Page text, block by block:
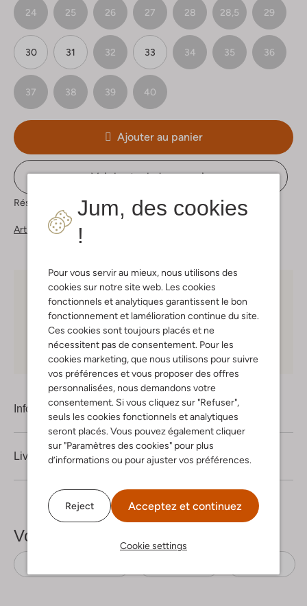
Jum, des cookies
!
Pour vous servir au mieux, nous utilisons des
cookies sur notre site web. Les cookies
fonctionnels et analytiques garantissent le bon
fonctionnement et lamélioration continue du site.
Ces cookies sont toujours placés et ne
nécessitent pas de consentement. Pour les
cookies marketing, que nous utilisons pour suivre
vos préférences et vous proposer des offres
personnalisées, nous demandons votre
consentement. Si vous cliquez sur "Refuser",
seuls les cookies fonctionnels et analytiques
seront placés. Vous pouvez également cliquer
sur "Paramètres des cookies" pour plus
d’informations ou pour ajuster vos préférences.
Reject Acceptez et continuez
Cookie settings
24 25 26 27 28 28,5 29
30 31 32 33 34 35 36
37 38 39 40
Ajouter au panier
Voir le stock du magasin
Réservez directement dans l&apos;une de nos 37 boutiques
Articles similaires
Choisissez vous-même votre moment de livraison
30 joursde retours
Shopping en ligne en toute sécurité
Information produit
Livraison & retours
Voir plus